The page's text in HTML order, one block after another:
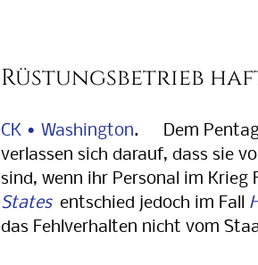
Rüstungsbetrieb
CK • Washington. Dem
verlassen sich darauf, dass sie
sind, wenn ihr Personal im Krieg
States entschied jedoch im Fall
das Fehlverhalten nicht vom